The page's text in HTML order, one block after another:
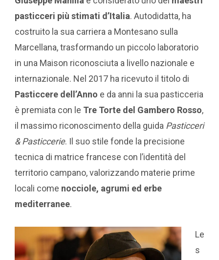
pasticceri più stimati d’Italia. Autodidatta, ha
costruito la sua carriera a Montesano sulla
Marcellana, trasformando un piccolo laboratorio
in una Maison riconosciuta a livello nazionale e
internazionale. Nel 2017 ha ricevuto il titolo di
Pasticcere dell’Anno e da anni la sua pasticceria
è premiata con le Tre Torte del Gambero Rosso,
il massimo riconoscimento della guida Pasticceri
& Pasticcerie. Il suo stile fonde la precisione
tecnica di matrice francese con l’identità del
territorio campano, valorizzando materie prime
locali come nocciole, agrumi ed erbe
mediterranee.
Le
s